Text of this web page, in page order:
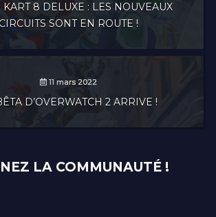
KART 8 DELUXE : LES NOUVEAUX
CIRCUITS SONT EN ROUTE !
11 mars 2022
D’OVERWATCH 2 ARRIVE !
LA COMMUNAUTÉ !